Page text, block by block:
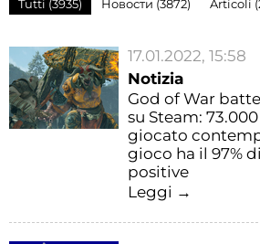
Tutti (3935) Новости (3872) Articoli
17.01.2022, 15:58
Notizia
God of War
su Steam:
giocato
gioco ha il 97%
positive
Leggi →